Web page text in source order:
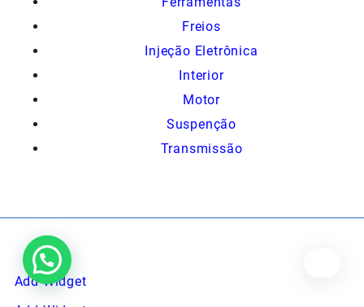
Freios
Injeção Eletrônica
Interior
Motor
Suspenção
Transmissão
Add Widget